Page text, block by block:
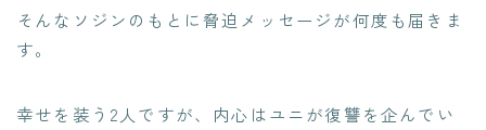
そんなソジンのもとに脅迫メッセージが何度も届きま
す。
幸せを装う2人ですが、内心はユニが復讐を企んでい